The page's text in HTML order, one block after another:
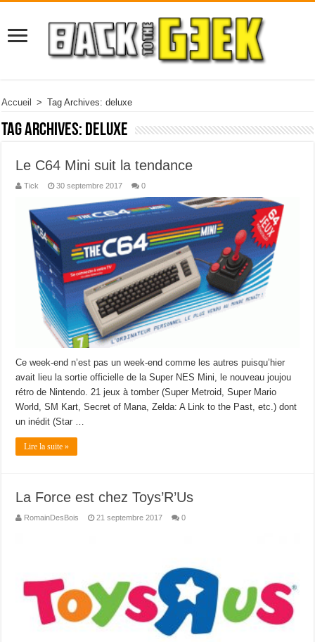
Accueil > Tag Archives: deluxe
Tag Archives: deluxe
Le C64 Mini suit la tendance
Tick 30 septembre 2017 0
Ce week-end n’est pas un week-end comme les autres puisqu’hier
avait lieu la sortie officielle de la Super NES Mini, le nouveau joujou
rétro de Nintendo. 21 jeux à tomber (Super Metroid, Super Mario
World, SM Kart, Secret of Mana, Zelda: A Link to the Past, etc.) dont
un inédit (Star …
Lire la suite »
La Force est chez Toys’R’Us
RomainDesBois 21 septembre 2017 0